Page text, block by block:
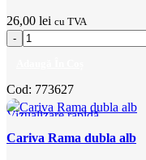
26,00 lei cu TVA
Cod: 773627
Vizualizare rapidă
Adaugă la favorite
Cariva Rama dubla alb